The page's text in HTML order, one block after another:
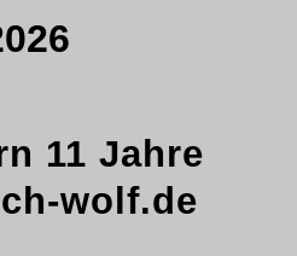
11 Jahre
wolf.de